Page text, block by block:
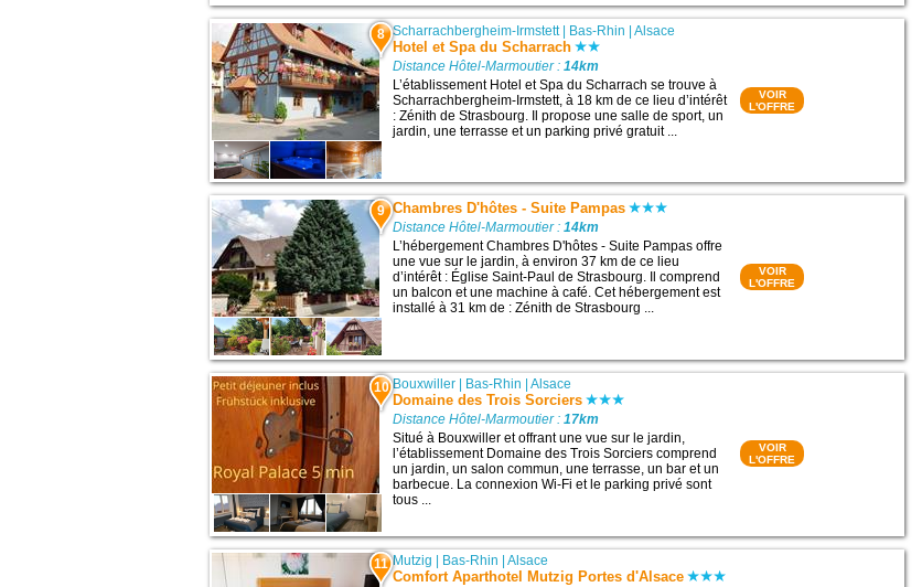
8 Scharrachbergheim-Irmstett| Bas-Rhin |Alsace
Hotel et Spa du Scharrach
Distance Hôtel-Marmoutier :14km
L’établissement Hotel et Spa du Scharrach se trouve à
Scharrachbergheim-Irmstett, à 18 km de ce lieu d’intérêt
: Zénith de Strasbourg. Il propose une salle de sport, un
jardin, une terrasse et un parking privé gratuit ...
VOIR
L'OFFRE
9 Chambres D'hôtes - Suite Pampas
Distance Hôtel-Marmoutier :14km
L’hébergement Chambres D'hôtes - Suite Pampas offre
une vue sur le jardin, à environ 37 km de ce lieu
d’intérêt : Église Saint-Paul de Strasbourg. Il comprend
un balcon et une machine à café. Cet hébergement est
installé à 31 km de : Zénith de Strasbourg ...
VOIR
L'OFFRE
10 Bouxwiller Bas-Rhin |Alsace
Domaine des Trois Sorciers
Distance Hôtel-Marmoutier :17km
Situé à Bouxwiller et offrant une vue sur le jardin,
l’établissement Domaine des Trois Sorciers comprend
un jardin, un salon commun, une terrasse, un bar et un
barbecue. La connexion Wi-Fi et le parking privé sont
tous ...
VOIR
L'OFFRE
11 Mutzig Bas-Rhin |Alsace
Comfort Aparthotel Mutzig Portes d'Alsace